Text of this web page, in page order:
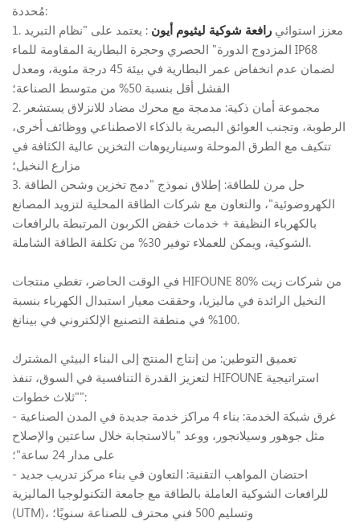
مُحددة:
1. معزز استوائي رافعة شوكية ليثيوم أيون : يعتمد على "نظام التبريد
المزدوج الدورة" الحصري وحجرة البطارية المقاومة للماء IP68
لضمان عدم انخفاض عمر البطارية في بيئة 45 درجة مئوية، ومعدل
الفشل أقل بنسبة 50% من متوسط الصناعة؛
2. مجموعة أمان ذكية: مدمجة مع محرك مضاد للانزلاق يستشعر
الرطوبة، وتجنب العوائق البصرية بالذكاء الاصطناعي ووظائف أخرى،
تتكيف مع الطرق الموحلة وسيناريوهات التخزين عالية الكثافة في
مزارع النخيل؛
3. حل مرن للطاقة: إطلاق نموذج "دمج تخزين وشحن الطاقة
الكهروضوئية"، والتعاون مع شركات الطاقة المحلية لتزويد المصانع
بالكهرباء النظيفة + خدمات خفض الكربون المرتبطة بالرافعات
الشوكية، ويمكن للعملاء توفير 30% من تكلفة الطاقة الشاملة.
في الوقت الحاضر، تغطي منتجات HIFOUNE 80% من شركات زيت
النخيل الرائدة في ماليزيا، وحققت معيار استبدال الكهرباء بنسبة
100% في منطقة التصنيع الإلكتروني في بينانغ.
تعميق التوطين: من إنتاج المنتج إلى البناء البيئي المشترك
لتعزيز القدرة التنافسية في السوق، تنفذ HIFOUNE استراتيجية
"ثلاث خطوات":
- غرق شبكة الخدمة: بناء 4 مراكز خدمة جديدة في المدن الصناعية
مثل جوهور وسيلانجور، ووعد "بالاستجابة خلال ساعتين والإصلاح
على مدار 24 ساعة"؛
- احتضان المواهب التقنية: التعاون في بناء مركز تدريب جديد
للرافعات الشوكية العاملة بالطاقة مع جامعة التكنولوجيا الماليزية
(UTM)، وتسليم 500 فني محترف للصناعة سنويًا؛